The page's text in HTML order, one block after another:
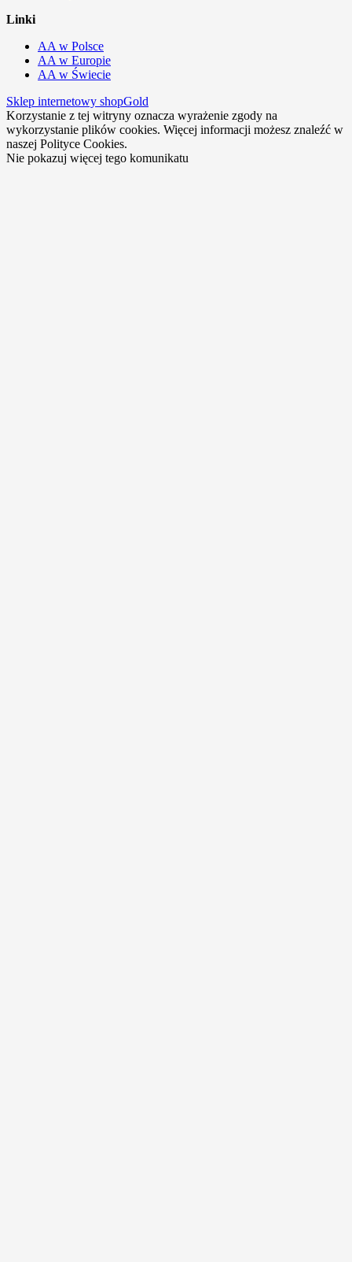
Linki
AA w Polsce
AA w Europie
AA w Świecie
Sklep internetowy shopGold
Korzystanie z tej witryny oznacza wyrażenie zgody na
wykorzystanie plików cookies. Więcej informacji możesz znaleźć w
naszej Polityce Cookies.
Nie pokazuj więcej tego komunikatu